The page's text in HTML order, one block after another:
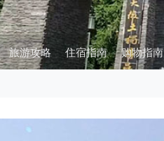
旅游攻略 住宿指南 购物指南